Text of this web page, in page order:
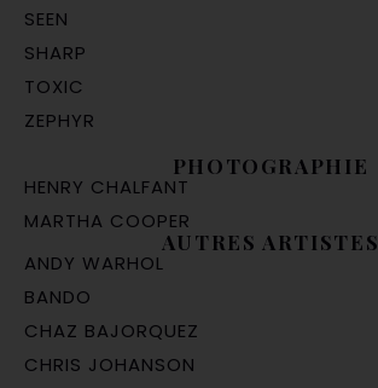
SEEN
SHARP
TOXIC
ZEPHYR
PHOTOGRAPHIE
HENRY CHALFANT
MARTHA COOPER
AUTRES ARTISTES
ANDY WARHOL
BANDO
CHAZ BAJORQUEZ
CHRIS JOHANSON